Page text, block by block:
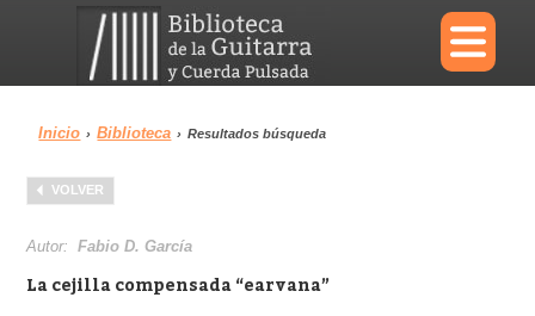
×
Menu
Biblioteca
Inicio › Biblioteca › Resultados búsqueda
VOLVER
Autor:Fabio D. García
La cejilla compensada “earvana”